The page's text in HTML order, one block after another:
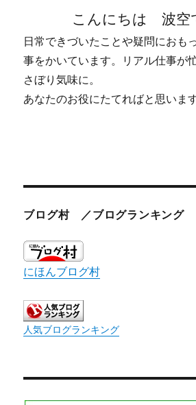
こんにちは 波空
日常できづいたことや疑問におも
事をかいています。リアル仕事が
さぼり気味に。
あなたのお役にたてればと思います
ブログ村 ／ブログランキング
にほんブログ村
人気ブログランキング